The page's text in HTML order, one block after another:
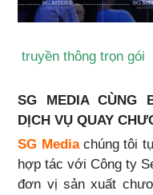
truyền thông trọn gói
SG MEDIA CÙNG
DỊCH VỤ QUAY
SG Mediachúng tôi
hợp tác với Công ty
đơn vị sản xuất